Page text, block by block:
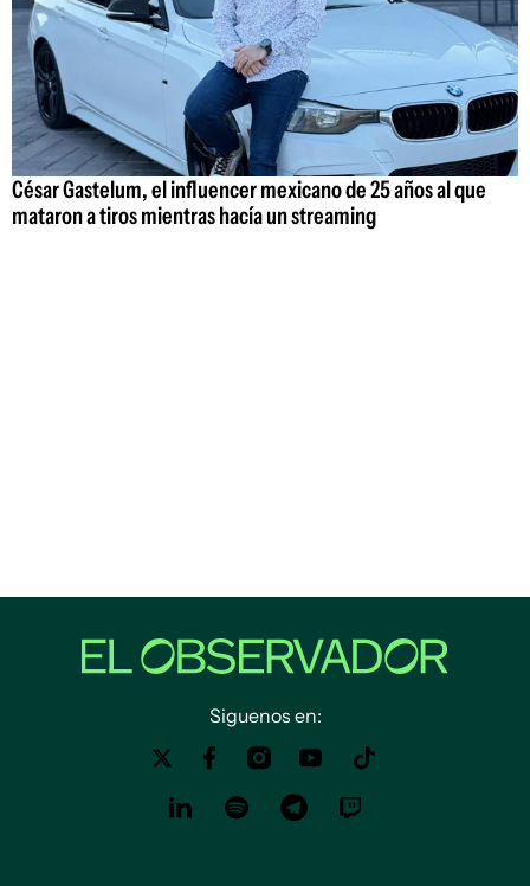
César Gastelum, el influencer mexicano de 25 años al que
mataron a tiros mientras hacía un streaming
Siguenos en: